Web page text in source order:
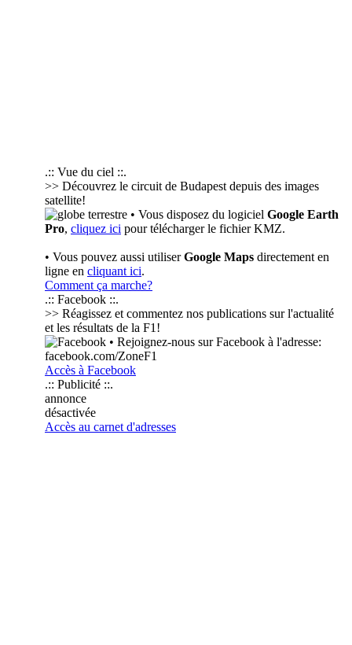
.:: Vue du ciel ::.
>> Découvrez le circuit de Budapest depuis des images
satellite!
• Vous disposez du logiciel Google Earth
Pro, cliquez ici pour télécharger le fichier KMZ.
• Vous pouvez aussi utiliserGoogle Maps directement en
ligne en cliquant ici.
Comment ça marche?
.:: Facebook ::.
>> Réagissez et commentez nos publications sur l'actualité
et les résultats de la F1!
• Rejoignez-nous sur Facebook à l'adresse:
facebook.com/ZoneF1
Accès à Facebook
.:: Publicité ::.
annonce
désactivée
Accès au carnet d'adresses